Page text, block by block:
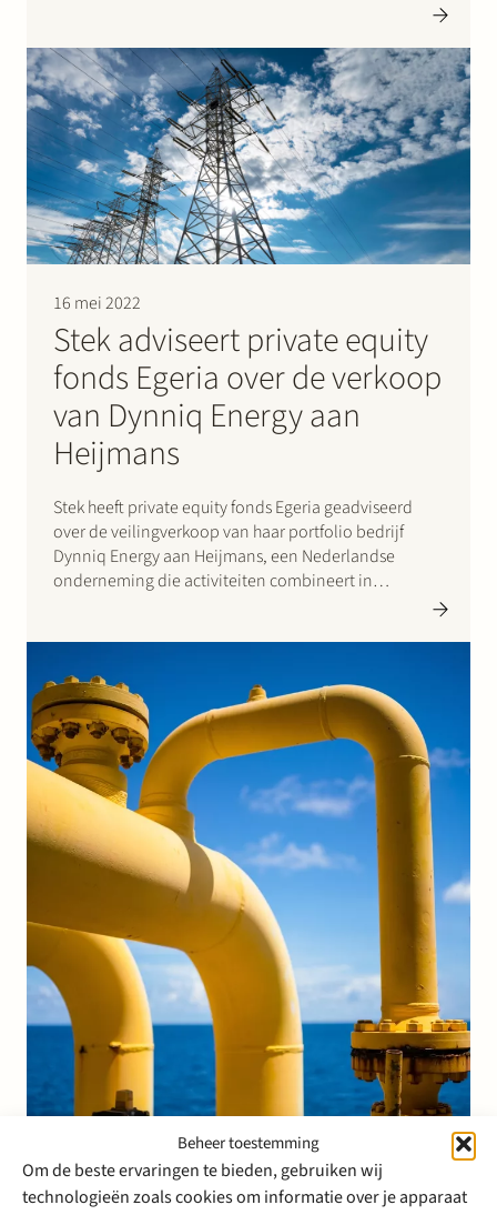
Beheer toestemming
Om de beste ervaringen te bieden, gebruiken wij
technologieën zoals cookies om informatie over je apparaat
Duitse en Scandinavische markt, en tezamen met de
Franse…
16 mei 2022
Stek adviseert private equity
fonds Egeria over de verkoop
van Dynniq Energy aan
Heijmans
Stek heeft private equity fonds Egeria geadviseerd
over de veilingverkoop van haar portfolio bedrijf
Dynniq Energy aan Heijmans, een Nederlandse
onderneming die activiteiten combineert in
vastgoed, bouw & techniek en infra. Dynniq Energy is
midden- en laagspanning…